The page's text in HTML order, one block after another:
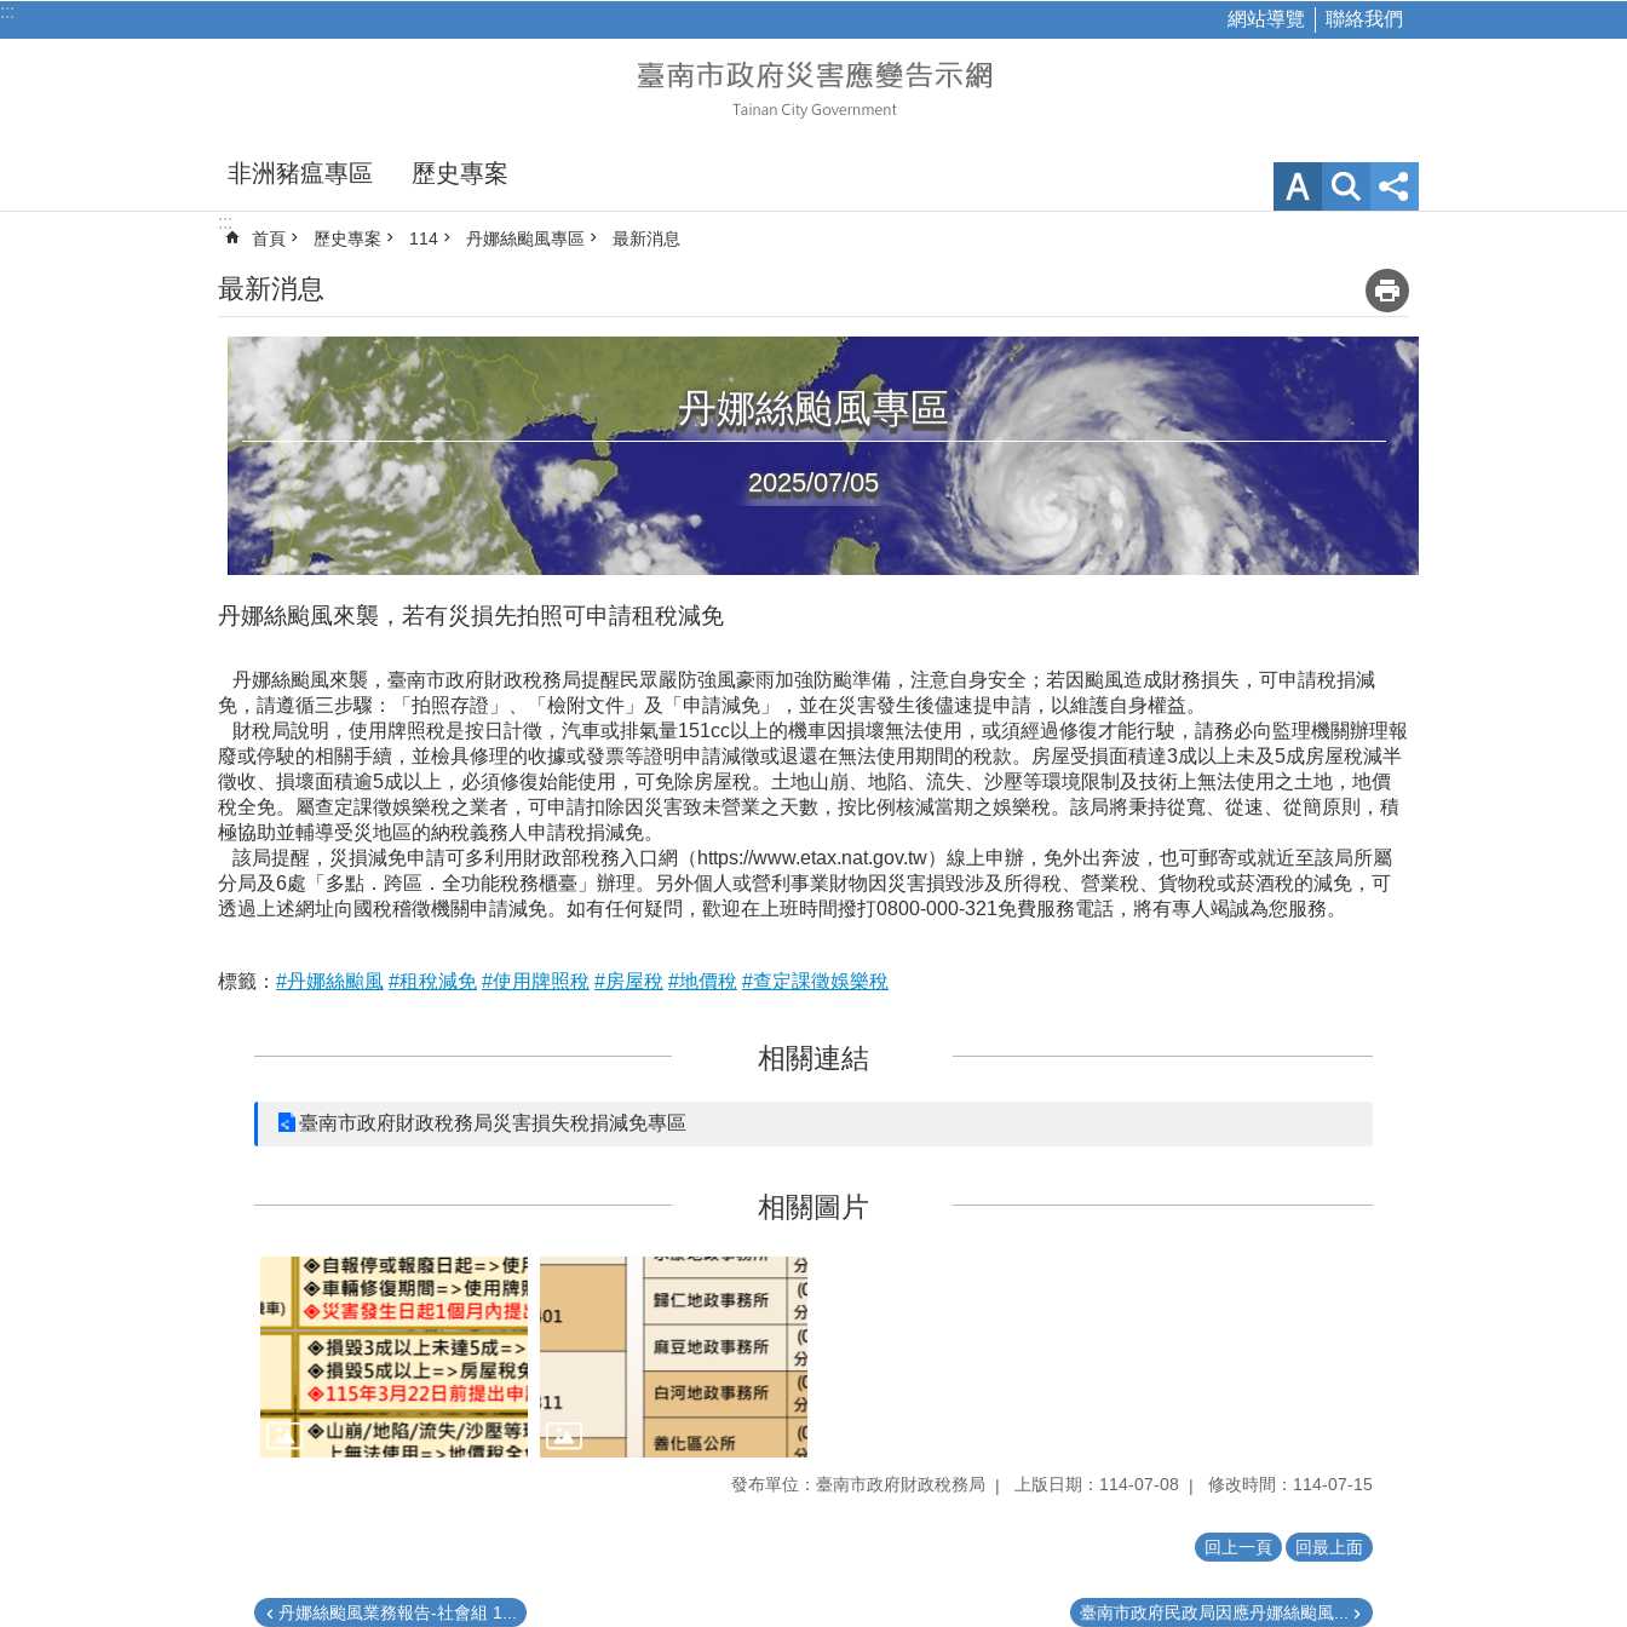
跳到主要內容區塊
::: 網站導覽 聯絡我們
非洲豬瘟專區 歷史專案
:::
首頁 歷史專案 114 丹娜絲颱風專區 最新消息
最新消息
丹娜絲颱風專區
2025/07/05
丹娜絲颱風來襲，若有災損先拍照可申請租稅減免
丹娜絲颱風來襲，臺南市政府財政稅務局提醒民眾嚴防強風豪雨加強防颱準備，注意自身安全；若因颱風造成財務損失，可申請稅捐減
免，請遵循三步驟：「拍照存證」、「檢附文件」及「申請減免」，並在災害發生後儘速提申請，以維護自身權益。
財稅局說明，使用牌照稅是按日計徵，汽車或排氣量151cc以上的機車因損壞無法使用，或須經過修復才能行駛，請務必向監理機關辦理報
廢或停駛的相關手續，並檢具修理的收據或發票等證明申請減徵或退還在無法使用期間的稅款。房屋受損面積達3成以上未及5成房屋稅減半
徵收、損壞面積逾5成以上，必須修復始能使用，可免除房屋稅。土地山崩、地陷、流失、沙壓等環境限制及技術上無法使用之土地，地價
稅全免。屬查定課徵娛樂稅之業者，可申請扣除因災害致未營業之天數，按比例核減當期之娛樂稅。該局將秉持從寬、從速、從簡原則，積
極協助並輔導受災地區的納稅義務人申請稅捐減免。
該局提醒，災損減免申請可多利用財政部稅務入口網（https://www.etax.nat.gov.tw）線上申辦，免外出奔波，也可郵寄或就近至該局所屬
分局及6處「多點．跨區．全功能稅務櫃臺」辦理。另外個人或營利事業財物因災害損毀涉及所得稅、營業稅、貨物稅或菸酒稅的減免，可
透過上述網址向國稅稽徵機關申請減免。如有任何疑問，歡迎在上班時間撥打0800-000-321免費服務電話，將有專人竭誠為您服務。
標籤： #丹娜絲颱風 #租稅減免 #使用牌照稅 #房屋稅 #地價稅 #查定課徵娛樂稅
相關連結
臺南市政府財政稅務局災害損失稅捐減免專區
相關圖片
發布單位：臺南市政府財政稅務局 上版日期：114-07-08 修改時間：114-07-15
回上一頁 回最上面
丹娜絲颱風業務報告-社會組 1... 臺南市政府民政局因應丹娜絲颱風...